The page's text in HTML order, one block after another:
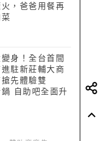
，爸爸用餐再
身！全台首間
駐新莊輔大商
搶先體驗雙
鍋 自助吧全面升